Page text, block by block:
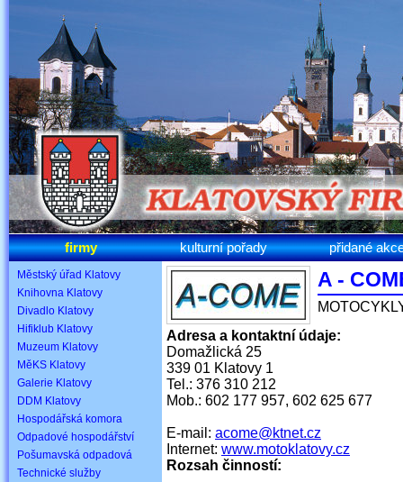
firmy kulturní pořady přidané
Městský úřad Klatovy
Knihovna Klatovy
Divadlo Klatovy
Hifiklub Klatovy
Muzeum Klatovy
MěKS Klatovy
Galerie Klatovy
DDM Klatovy
Hospodářská komora
Odpadové hospodářství
Pošumavská odpadová
Technické služby
A -
Adresa a kontaktní údaje:
Domažlická 25
339 01 Klatovy 1
Tel.: 376 310 212
Mob.: 602 177 957, 602 625 677
E-mail: acome@ktnet.cz
Internet: www.motoklatovy.cz
Rozsah činností: